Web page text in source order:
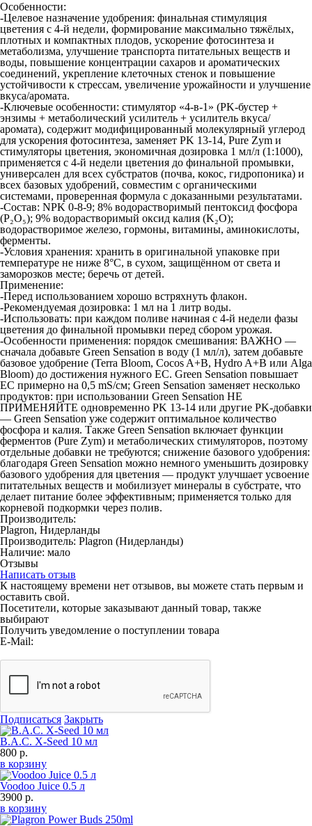
Особенности:
-Целевое назначение удобрения: финальная стимуляция
цветения с 4-й недели, формирование максимально тяжёлых,
плотных и компактных плодов, ускорение фотосинтеза и
метаболизма, улучшение транспорта питательных веществ и
воды, повышение концентрации сахаров и ароматических
соединений, укрепление клеточных стенок и повышение
устойчивости к стрессам, увеличение урожайности и улучшение
вкуса/аромата.
-Ключевые особенности: стимулятор «4-в-1» (PK-бустер +
энзимы + метаболический усилитель + усилитель вкуса/
аромата), содержит модифицированный молекулярный углерод
для ускорения фотосинтеза, заменяет PK 13-14, Pure Zym и
стимуляторы цветения, экономичная дозировка 1 мл/л (1:1000),
применяется с 4-й недели цветения до финальной промывки,
универсален для всех субстратов (почва, кокос, гидропоника) и
всех базовых удобрений, совместим с органическими
системами, проверенная формула с доказанными результатами.
​-Состав: NPK 0-8-9; 8% водорастворимый пентоксид фосфора
(P₂O₅); 9% водорастворимый оксид калия (K₂O);
водорастворимое железо, гормоны, витамины, аминокислоты,
ферменты.
​-Условия хранения: хранить в оригинальной упаковке при
температуре не ниже 8°C, в сухом, защищённом от света и
заморозков месте; беречь от детей.
Применение:
-Перед использованием хорошо встряхнуть флакон.
​-Рекомендуемая дозировка: 1 мл на 1 литр воды.
​-Использовать: при каждом поливе начиная с 4-й недели фазы
цветения до финальной промывки перед сбором урожая.
​-Особенности применения: порядок смешивания: ВАЖНО —
сначала добавьте Green Sensation в воду (1 мл/л), затем добавьте
базовое удобрение (Terra Bloom, Cocos A+B, Hydro A+B или Alga
Bloom) до достижения нужного EC. Green Sensation повышает
EC примерно на 0,5 mS/см; Green Sensation заменяет несколько
продуктов: при использовании Green Sensation НЕ
ПРИМЕНЯЙТЕ одновременно PK 13-14 или другие PK-добавки
— Green Sensation уже содержит оптимальное количество
фосфора и калия. Также Green Sensation включает функции
ферментов (Pure Zym) и метаболических стимуляторов, поэтому
отдельные добавки не требуются; снижение базового удобрения:
благодаря Green Sensation можно немного уменьшить дозировку
базового удобрения для цветения — продукт улучшает усвоение
питательных веществ и мобилизует минералы в субстрате, что
делает питание более эффективным; применяется только для
корневой подкормки через полив.
Производитель:
Plagron, Нидерланды
Производитель: Plagron (Нидерланды)
Наличие: мало
Отзывы
Написать отзыв
К настоящему времени нет отзывов, вы можете стать первым и
оставить свой.
Посетители, которые заказывают данный товар, также
выбирают
Получить уведомление о поступлении товара
E-Mail:
Подписаться Закрыть
B.A.C. X-Seed 10 мл
800 р.
в корзину
Voodoo Juice 0.5 л
3900 р.
в корзину